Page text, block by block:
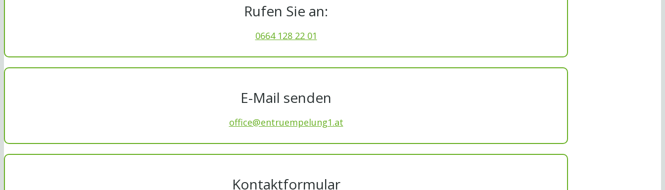
Rufen Sie an:
0664 128 22 01
E-Mail senden
office@entruempelung1.at
Kontaktformular